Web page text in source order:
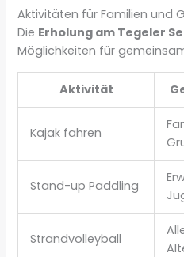
Aktivitäten für Familien und
Die Erholung am Tegeler
Möglichkeiten für
Aktivität
Kajak fahren
Stand-up Paddling
Strandvolleyball